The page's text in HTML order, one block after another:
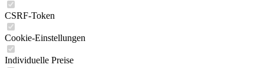
CSRF-Token
Cookie-Einstellungen
Individuelle Preise